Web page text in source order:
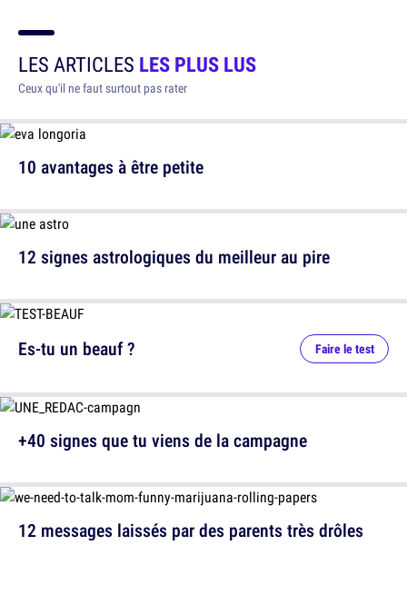
LES ARTICLES LES PLUS LUS
Ceux qu'il ne faut surtout pas rater
10 avantages à être petite
12 signes astrologiques du meilleur au pire
12 messages laissés par des parents très drôles
Es-tu un beauf ? Faire le test
+40 signes que tu viens de la campagne